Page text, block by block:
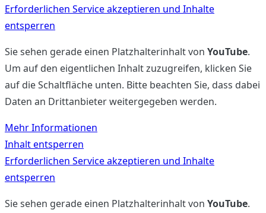
Erforderlichen Service akzeptieren und Inhalte
entsperren
Sie sehen gerade einen Platzhalterinhalt von YouTube.
Um auf den eigentlichen Inhalt zuzugreifen, klicken Sie
auf die Schaltfläche unten. Bitte beachten Sie, dass dabei
Daten an Drittanbieter weitergegeben werden.
Mehr Informationen
Inhalt entsperren
Erforderlichen Service akzeptieren und Inhalte
entsperren
Sie sehen gerade einen Platzhalterinhalt von YouTube.